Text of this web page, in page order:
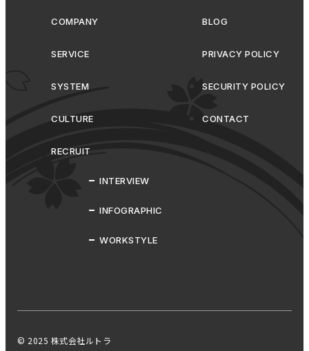
COMPANY
SERVICE
SYSTEM
CULTURE
RECRUIT
INTERVIEW
INFOGRAPHIC
WORKSTYLE
BLOG
PRIVACY POLICY
SECURITY POLICY
CONTACT
© 2025 株式会社ルトラ